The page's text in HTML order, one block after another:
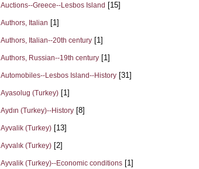
Auctions--Greece--Lesbos Island [15]
Authors, Italian [1]
Authors, Italian--20th century [1]
Authors, Russian--19th century [1]
Automobiles--Lesbos Island--History [31]
Ayasolug (Turkey) [1]
Aydın (Turkey)--History [8]
Ayvalik (Turkey) [13]
Ayvalık (Turkey) [2]
Ayvalik (Turkey)--Economic conditions [1]